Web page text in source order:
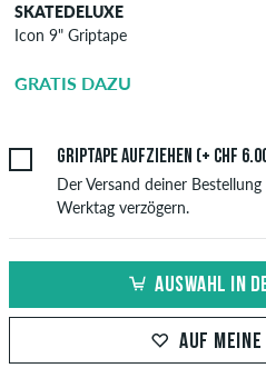
SKATEDELUXE
Icon 9" Griptape
GRATIS DAZU
Griptape aufziehen (+ CHF
Der Versand deiner
Werktag verzögern.
AUSWAHL IN
AUF